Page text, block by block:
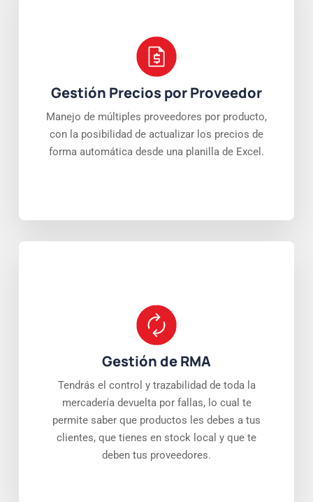
Gestión Precios por Proveedor
Manejo de múltiples proveedores por producto,
con la posibilidad de actualizar los precios de
forma automática desde una planilla de Excel.
Gestión de RMA
Tendrás el control y trazabilidad de toda la
mercadería devuelta por fallas, lo cual te
permite saber que productos les debes a tus
clientes, que tienes en stock local y que te
deben tus proveedores.